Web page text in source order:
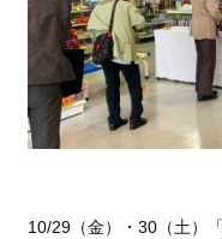
10/29（金）・30（土）